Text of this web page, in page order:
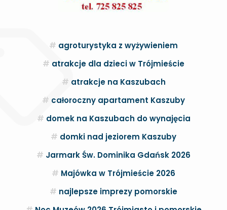
agroturystyka z wyżywieniem
atrakcje dla dzieci w Trójmieście
atrakcje na Kaszubach
całoroczny apartament Kaszuby
domek na Kaszubach do wynajęcia
domki nad jeziorem Kaszuby
Jarmark Św. Dominika Gdańsk 2026
Majówka w Trójmieście 2026
najlepsze imprezy pomorskie